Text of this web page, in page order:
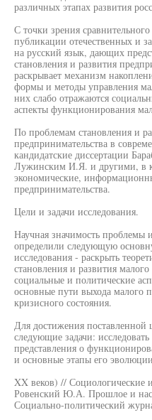
различных этапах развития
С точки зрения
публикации отечественных и
на русский язык, дающих
становления и развития
раскрывает механизм
формы и методы управления
них слабо отражаются
аспекты функционирования
По проблемам становления и
предпринимательства в
кандидатские диссертации
Лужинским И.Я. и другими, в
экономические,
предпринимательства.
Цели и задачи исследования.
Научная значимость проблемы
определили следующую
исследования - раскрыть
становления и развития
социальные и политические
основные пути выхода малого
кризисного состояния.
Для достижения поставленной
следующие задачи:
представления о
и основные этапы его
XX веков) // Социологические
Ровенский Ю.А. Прошлое и
Социально-политический